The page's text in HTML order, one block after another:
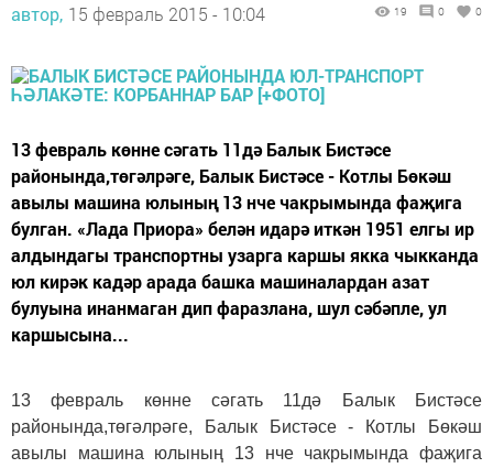
автор, 15 февраль 2015 - 10:04 19 0 0
13 февраль көнне сәгать 11дә Балык Бистәсе
районында,төгәлрәге, Балык Бистәсе - Котлы Бөкәш
авылы машина юлының 13 нче чакрымында фаҗига
булган. «Лада Приора» белән идарә иткән 1951 елгы ир
алдындагы транспортны узарга каршы якка чыкканда
юл кирәк кадәр арада башка машиналардан азат
булуына инанмаган дип фаразлана, шул сәбәпле, ул
каршысына...
13 февраль көнне сәгать 11дә Балык Бистәсе
районында,төгәлрәге, Балык Бистәсе - Котлы Бөкәш
авылы машина юлының 13 нче чакрымында фаҗига